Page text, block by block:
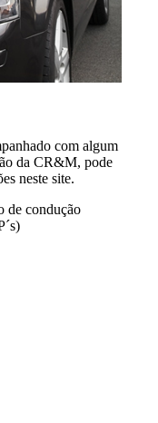
elétricos
CONDUTORES
com algum
da CR&M, pode
neste site.
de condução